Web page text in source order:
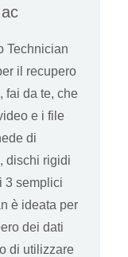
Technician
il recupero
fai da te, che
e i file
di
dischi rigidi
3 semplici
è ideata per
dei dati
di utilizzare